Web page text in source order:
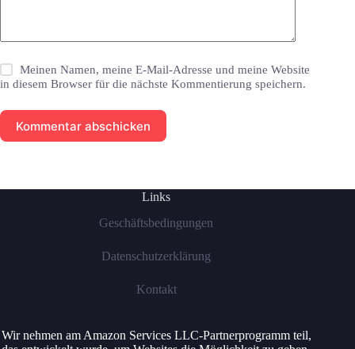
Meinen Namen, meine E-Mail-Adresse und meine Website
in diesem Browser für die nächste Kommentierung speichern.
Kommentar abschicken
Links
Geschäftsbedingungen
Datenschutzerklärung
Kontakt
Wir nehmen am Amazon Services LLC-Partnerprogramm teil,